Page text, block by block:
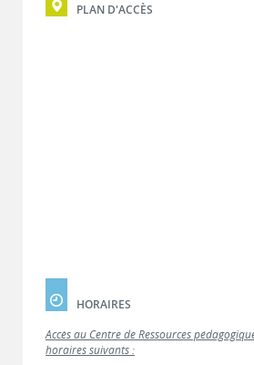
PLAN D'ACCÈS
HORAIRES
Accès au Centre de Ressources
horaires suivants :